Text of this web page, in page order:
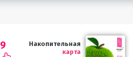
Накопительная
карта